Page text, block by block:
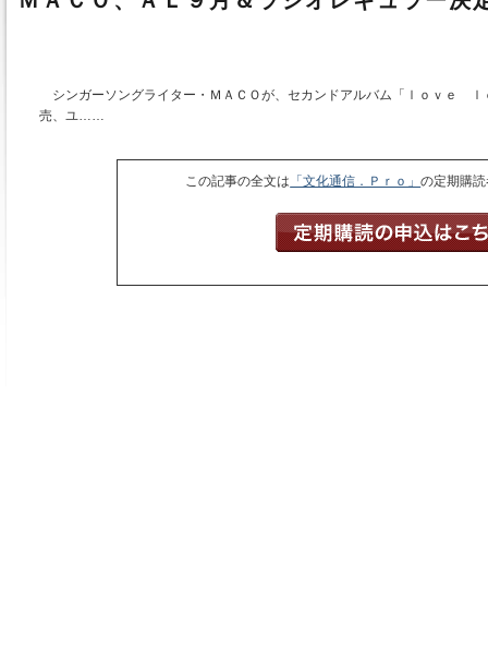
シンガーソングライター・ＭＡＣＯが、セカンドアルバム「ｌｏｖｅ ｌ
売、ユ……
この記事の全文は 「文化通信．Ｐｒｏ」の定期購